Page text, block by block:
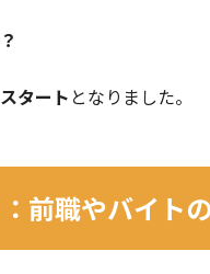
タート となりました。
前職やバイト